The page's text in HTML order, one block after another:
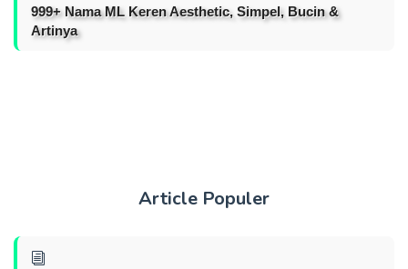
999+ Nama ML Keren Aesthetic, Simpel, Bucin &
Artinya
Article Populer